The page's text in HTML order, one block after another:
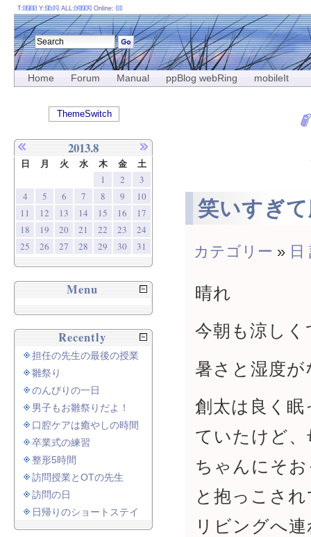
Home Forum Manual ppBlog webRing mobileIt
笑いすぎ
カテゴリー » 日
晴れ
今朝も涼し
暑さと湿度
創太は良く眠
ていたけど、
ちゃんにそ
と抱っこされ
リビングへ連
T: Y: ALL: Online:
ThemeSwitch
2013.8
日 月 火 水 木 金 土
1 2
3
4
5 6 7 8 9
10
11
12 13 14 15 16
17
18
19 20 21 22 23
24
25
26 27 28 29 30 31
Menu
Recently
担任の先生の最後の授業
雛祭り
のんびりの一日
男子もお雛祭りだよ！
口腔ケアは癒やしの時間
卒業式の練習
整形5時間
訪問授業とOTの先生
訪問の日
日帰りのショートステイ